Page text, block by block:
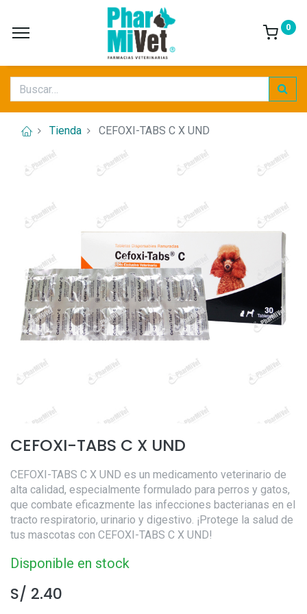
0
Tienda CEFOXI-TABS C X UND
CEFOXI-TABS C X UND
CEFOXI-TABS C X UND es un medicamento veterinario de
alta calidad, especialmente formulado para perros y gatos,
que combate eficazmente las infecciones bacterianas en el
tracto respiratorio, urinario y digestivo. ¡Protege la salud de
tus mascotas con CEFOXI-TABS C X UND!
Disponible en stock
S/ 2.40